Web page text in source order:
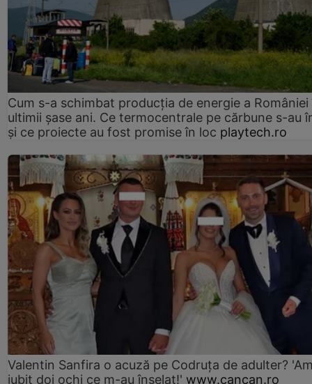
Cum s-a schimbat producția de energie a României
ultimii șase ani. Ce termocentrale pe cărbune s-au
și ce proiecte au fost promise în loc playtech.ro
Valentin Sanfira o acuză pe Codruța de adulter?
iubit doi ochi ce m-au înșelat!' www.cancan.ro